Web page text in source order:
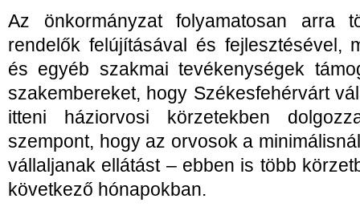
Az önkormányzat folyamatosan arra
rendelők felújításával és fejlesztésével,
és egyéb szakmai tevékenységek
szakembereket, hogy Székesfehérvárt
itteni háziorvosi körzetekben
szempont, hogy az orvosok a
vállaljanak ellátást – ebben is több
következő hónapokban.